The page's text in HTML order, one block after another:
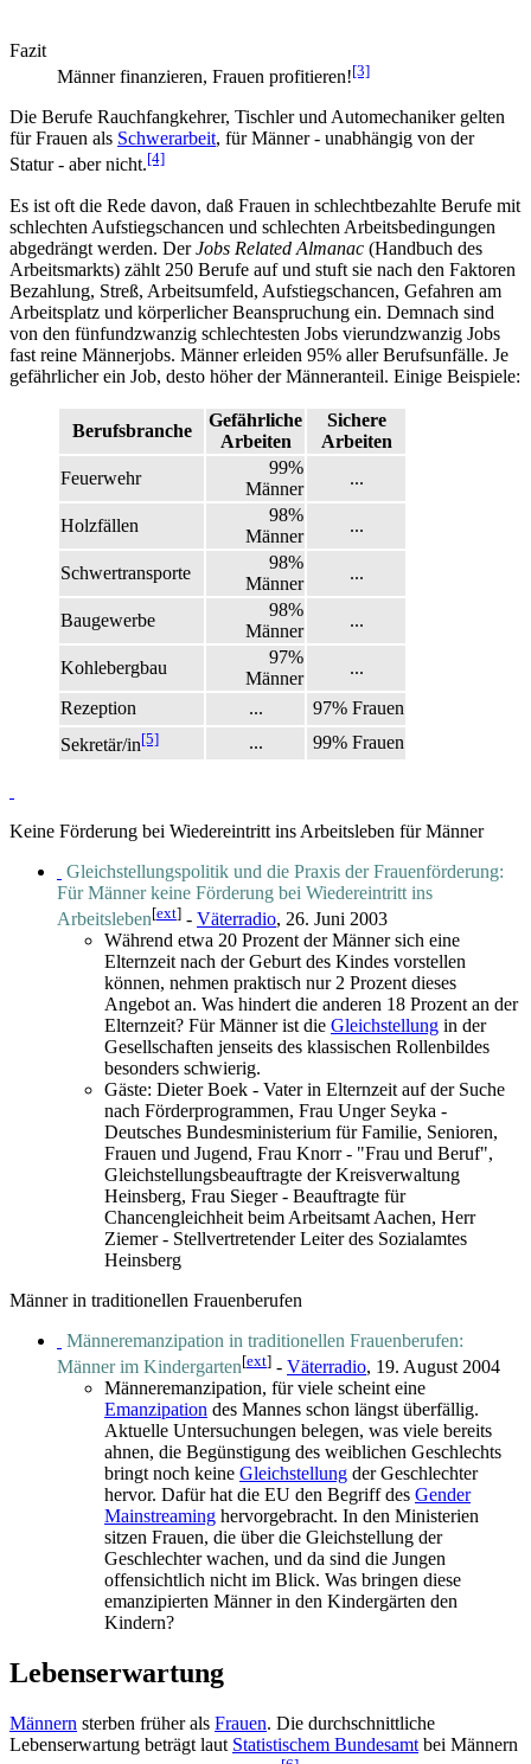
Fazit
Männer finanzieren, Frauen profitieren![3]
Die Berufe Rauchfangkehrer, Tischler und Automechaniker gelten
für Frauen als Schwerarbeit, für Männer - unabhängig von der
Statur - aber nicht.[4]
Es ist oft die Rede davon, daß Frauen in schlechtbezahlte Berufe mit
schlechten Aufstiegs­chancen und schlechten Arbeits­bedingungen
abgedrängt werden. DerJobs Related Almanac (Handbuch des
Arbeitsmarkts) zählt 250 Berufe auf und stuft sie nach den Faktoren
Bezahlung, Streß, Arbeitsumfeld, Aufstiegs­chancen, Gefahren am
Arbeitsplatz und körperlicher Beanspruchung ein. Demnach sind
von den fünfundzwanzig schlechtesten Jobs vierundzwanzig Jobs
fast reine Männerjobs. Männer erleiden 95% aller Berufsunfälle. Je
gefährlicher ein Job, desto höher der Männeranteil. Einige Beispiele:
Berufsbranche
Gefährliche
Arbeiten
Sichere
Arbeiten
Feuerwehr
99%
Männer
...
Holzfällen
98%
Männer
...
Schwertransporte
98%
Männer
...
Baugewerbe
98%
Männer
...
Kohlebergbau
97%
Männer
...
Rezeption
...
97% Frauen
Sekretär/in[5] ... 99% Frauen
Keine Förderung bei Wiedereintritt ins Arbeitsleben für Männer
Gleichstellungspolitik und die Praxis der Frauenförderung:
Für Männer keine Förderung bei Wiedereintritt ins
Arbeitsleben[ext] - Väterradio, 26. Juni 2003
Während etwa 20 Prozent der Männer sich eine
Elternzeit nach der Geburt des Kindes vorstellen
können, nehmen praktisch nur 2 Prozent dieses
Angebot an. Was hindert die anderen 18 Prozent an der
Elternzeit? Für Männer ist die Gleichstellung in der
Gesellschaften jenseits des klassischen Rollenbildes
besonders schwierig.
Gäste: Dieter Boek - Vater in Elternzeit auf der Suche
nach Förderprogrammen, Frau Unger Seyka -
Deutsches Bundesministerium für Familie, Senioren,
Frauen und Jugend, Frau Knorr - "Frau und Beruf",
Gleichstellungs­beauftragte der Kreisverwaltung
Heinsberg, Frau Sieger - Beauftragte für
Chancengleichheit beim Arbeitsamt Aachen, Herr
Ziemer - Stellvertretender Leiter des Sozialamtes
Heinsberg
Männer in traditionellen Frauenberufen
Männeremanzipation in traditionellen Frauenberufen:
Männer im Kindergarten[ext] - Väterradio, 19. August 2004
Männeremanzipation, für viele scheint eine
Emanzipation des Mannes schon längst überfällig.
Aktuelle Untersuchungen belegen, was viele bereits
ahnen, die Begünstigung des weiblichen Geschlechts
bringt noch keine Gleichstellung der Geschlechter
hervor. Dafür hat die EU den Begriff des Gender
Mainstreaming hervorgebracht. In den Ministerien
sitzen Frauen, die über die Gleichstellung der
Geschlechter wachen, und da sind die Jungen
offensichtlich nicht im Blick. Was bringen diese
emanzipierten Männer in den Kindergärten den
Kindern?
Lebenserwartung
Männern sterben früher als Frauen. Die durchschnittliche
Lebenserwartung beträgt laut Statistischem Bundesamt bei Männern